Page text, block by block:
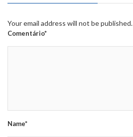
Your email address will not be published.
Comentário*
Name*